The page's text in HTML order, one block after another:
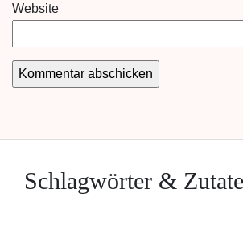
Website
Schlagwörter &